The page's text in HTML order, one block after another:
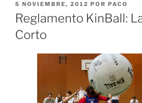
PUBLICADO
EL
5 NOVIEMBRE, 2012 POR PACO
Reglamento KinBall:
Corto